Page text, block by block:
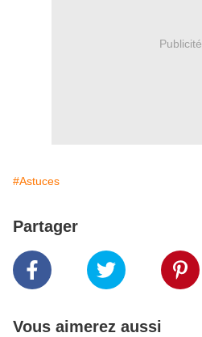
Publicité
#Astuces
Partager
Vous aimerez aussi